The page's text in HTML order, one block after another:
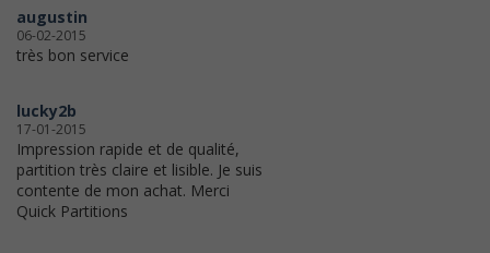
augustin
06-02-2015
très bon service
lucky2b
17-01-2015
Impression rapide et de qualité,
partition très claire et lisible. Je suis
contente de mon achat. Merci
Quick Partitions